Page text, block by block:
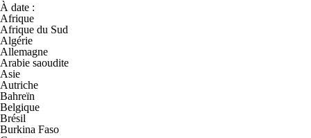
À date :
Afrique
Afrique du Sud
Algérie
Allemagne
Arabie saoudite
Asie
Autriche
Bahreïn
Belgique
Brésil
Burkina Faso